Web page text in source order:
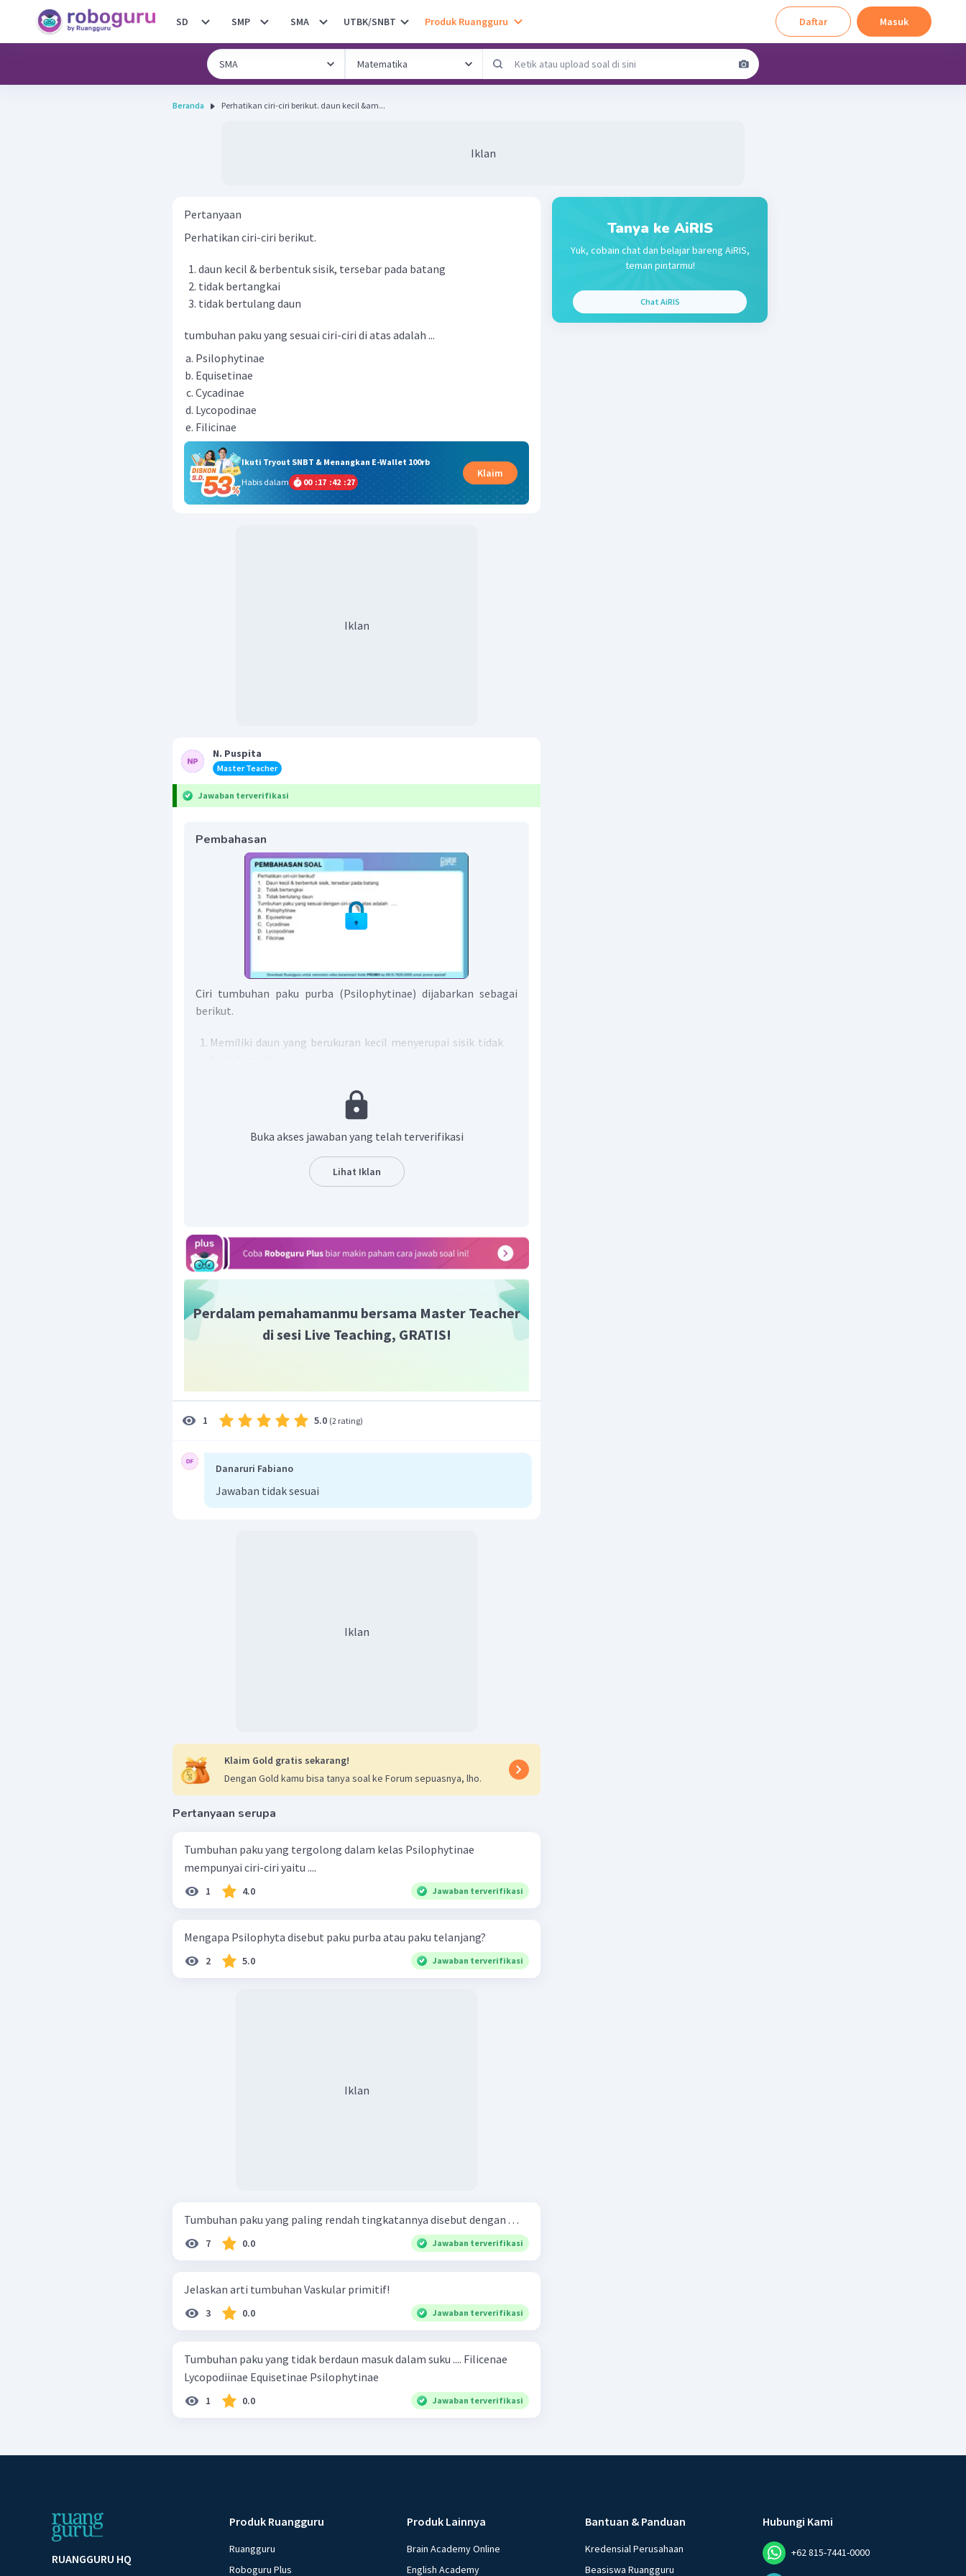
SD SMP SMA UTBK/SNBT Produk Ruangguru Daftar Masuk
Beranda Perhatikan ciri-ciri berikut. daun kecil &am...
Iklan
Pertanyaan
Perhatikan ciri-ciri berikut.
daun kecil & berbentuk sisik, tersebar pada batang
tidak bertangkai
tidak bertulang daun
tumbuhan paku yang sesuai ciri-ciri di atas adalah ...
Psilophytinae
Equisetinae
Cycadinae
Lycopodinae
Filicinae
Ikuti Tryout SNBT & Menangkan E-Wallet 100rb
Habis dalam
00 :17 :42 :27
Klaim
Iklan
N. Puspita
Master Teacher
Jawaban terverifikasi
Pembahasan
Ciri tumbuhan paku purba (Psilophytinae) dijabarkan sebagai
berikut.
Memiliki daun yang berukuran kecil menyerupai sisik tidak
Percabangan batang dikotom.
Dengan demikian, pilihan jawaban yang tepat adalah A.
Buka akses jawaban yang telah terverifikasi
Lihat Iklan
Perdalam pemahamanmu bersama Master Teacher
di sesi Live Teaching, GRATIS!
1 5.0 (2 rating)
Danaruri Fabiano
Jawaban tidak sesuai
Iklan
Klaim Gold gratis sekarang!
Dengan Gold kamu bisa tanya soal ke Forum sepuasnya, lho.
Pertanyaan serupa
Tumbuhan paku yang tergolong dalam kelas Psilophytinae
mempunyai ciri-ciri yaitu ....
1 4.0 Jawaban terverifikasi
Mengapa Psilophyta disebut paku purba atau paku telanjang?
2 5.0 Jawaban terverifikasi
Iklan
Tumbuhan paku yang paling rendah tingkatannya disebut dengan . . .
7 0.0 Jawaban terverifikasi
Jelaskan arti tumbuhan Vaskular primitif!
3 0.0 Jawaban terverifikasi
Tumbuhan paku yang tidak berdaun masuk dalam suku .... Filicenae
Lycopodiinae Equisetinae Psilophytinae
1 0.0 Jawaban terverifikasi
Tanya ke AiRIS
Yuk, cobain chat dan belajar bareng AiRIS,
teman pintarmu!
Chat AiRIS
RUANGGURU HQ
Produk Ruangguru
Ruangguru
Roboguru Plus
Produk Lainnya
Brain Academy Online
English Academy
Bantuan & Panduan
Kredensial Perusahaan
Beasiswa Ruangguru
Hubungi Kami
+62 815-7441-0000